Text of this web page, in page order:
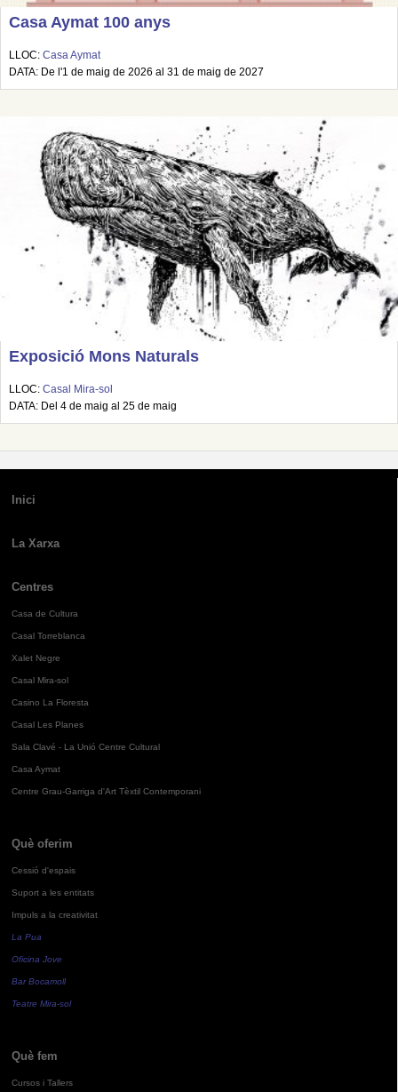
Casa Aymat 100 anys
LLOC: Casa Aymat
DATA: De l'1 de maig de 2026 al 31 de maig de 2027
Exposició Mons Naturals
LLOC: Casal Mira-sol
DATA: Del 4 de maig al 25 de maig
Inici
La Xarxa
Centres
Casa de Cultura
Casal Torreblanca
Xalet Negre
Casal Mira-sol
Casino La Floresta
Casal Les Planes
Sala Clavé - La Unió Centre Cultural
Casa Aymat
Centre Grau-Garriga d'Art Tèxtil Contemporani
Què oferim
Cessió d'espais
Suport a les entitats
Impuls a la creativitat
La Pua
Oficina Jove
Bar Bocamoll
Teatre Mira-sol
Què fem
Cursos i Tallers